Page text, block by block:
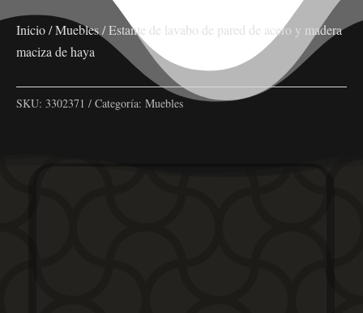
Inicio/Muebles/ Estante de lavabo de pared de acero y madera
maciza de haya
SKU: 3302371 Categoría: Muebles